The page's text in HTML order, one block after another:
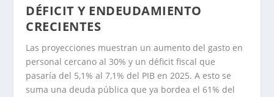
DÉFICIT Y ENDEUDAMIENTO
CRECIENTES
Las proyecciones muestran un aumento del gasto en
personal cercano al 30% y un déficit fiscal que
pasaría del 5,1% al 7,1% del PIB en 2025. A esto se
suma una deuda pública que ya bordea el 61% del